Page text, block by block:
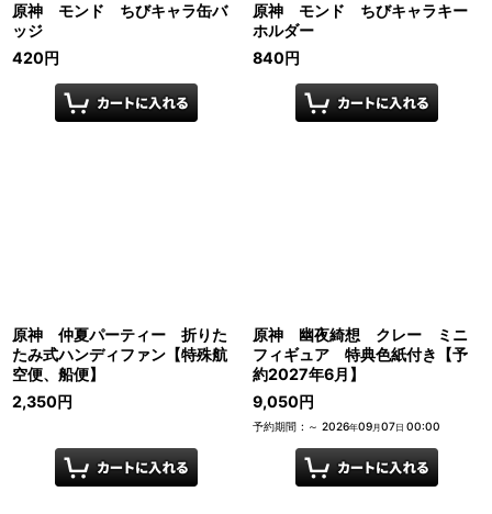
原神 モンド ちびキャラ缶バ
ッジ
420円
原神 モンド ちびキャラキー
ホルダー
840円
原神 仲夏パーティー 折りた
たみ式ハンディファン【特殊航
空便、船便】
2,350円
原神 幽夜綺想 クレー ミニ
フィギュア 特典色紙付き【予
約2027年6月】
9,050円
予約期間 : ～ 2026年09月07日 00:00